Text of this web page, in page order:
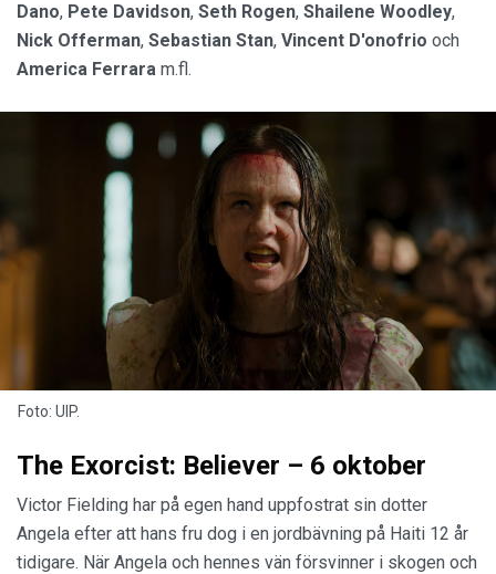
Dano, Pete Davidson, Seth Rogen, Shailene Woodley,
Nick Offerman, Sebastian Stan, Vincent D'onofrio och
America Ferrara m.fl.
Foto: UIP.
The Exorcist: Believer – 6 oktober
Victor Fielding har på egen hand uppfostrat sin dotter
Angela efter att hans fru dog i en jordbävning på Haiti 12 år
tidigare. När Angela och hennes vän försvinner i skogen och